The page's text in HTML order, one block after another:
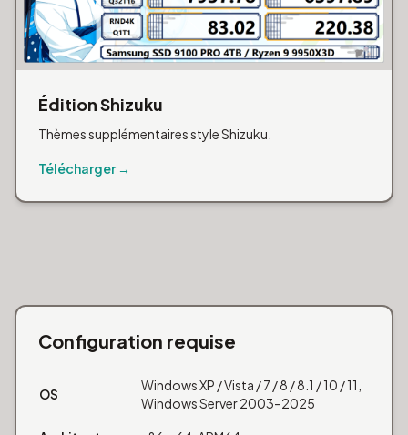
Édition Shizuku
Thèmes supplémentaires style Shizuku.
Télécharger →
Configuration requise
OS
Windows XP / Vista / 7 / 8 / 8.1 / 10 / 11,
Windows Server 2003–2025